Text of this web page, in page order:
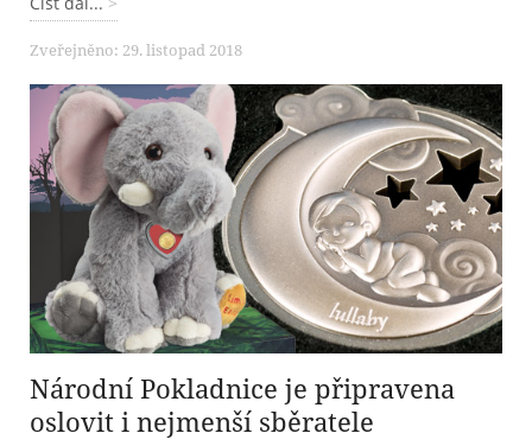
Zveřejněno: 29. listopad 2018
Národní Pokladnice je připravena
oslovit i nejmenší sběratele